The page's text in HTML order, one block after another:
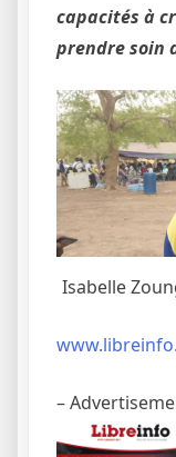
capacités à
prendre soin
Isabelle
–